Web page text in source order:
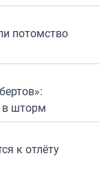
потомство
в шторм
к отлёту